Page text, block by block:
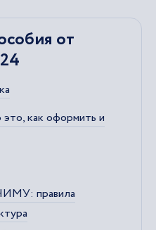
от
как оформить и
правила